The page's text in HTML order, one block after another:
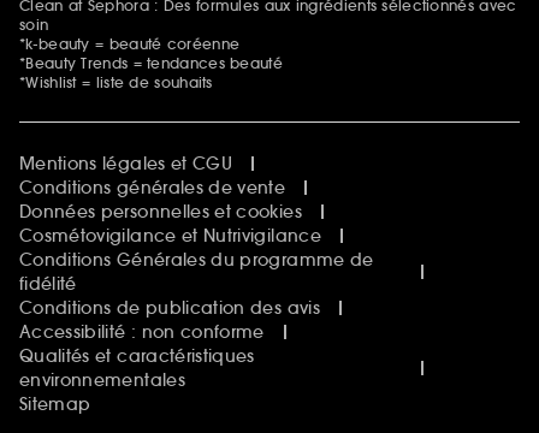
Clean at Sephora : Des formules aux ingrédients sélectionnés avec
soin
*k-beauty = beauté coréenne
*Beauty Trends = tendances beauté
*Wishlist = liste de souhaits
Mentions légales et CGU
Conditions générales de vente
Données personnelles et cookies
Cosmétovigilance et Nutrivigilance
Conditions Générales du programme de
fidélité
Conditions de publication des avis
Accessibilité : non conforme
Qualités et caractéristiques
environnementales
Sitemap